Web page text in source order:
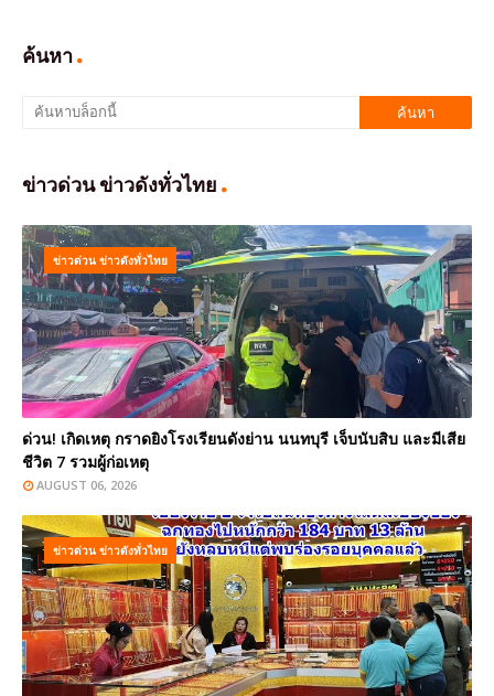
ค้นหา
ข่าวด่วน ข่าวดังทั่วไทย
ข่าวด่วน ข่าวดังทั่วไทย
ด่วน! เกิดเหตุ กราดยิงโรงเรียนดังย่าน นนทบุรี เจ็บนับสิบ และมีเสีย
ชีวิต 7 รวมผู้ก่อเหตุ
AUGUST 06, 2026
ข่าวด่วน ข่าวดังทั่วไทย